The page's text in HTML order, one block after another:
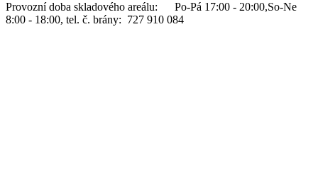
Provozní doba skladového areálu: Po-Pá 17:00 - 20:00,So-Ne
8:00 - 18:00, tel. č. brány: 727 910 084